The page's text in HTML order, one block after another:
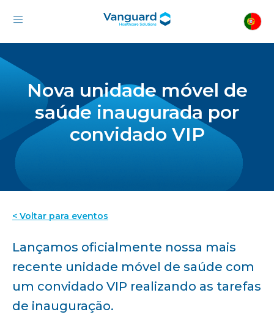
Nova unidade móvel de
saúde inaugurada por
convidado VIP
< Voltar para eventos
Lançamos oficialmente nossa mais
recente unidade móvel de saúde com
um convidado VIP realizando as tarefas
de inauguração.